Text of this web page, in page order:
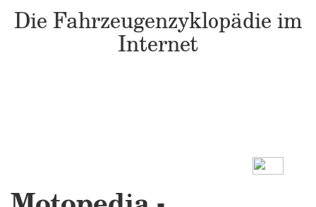
Die Fahrzeugenzyklopädie im
Internet